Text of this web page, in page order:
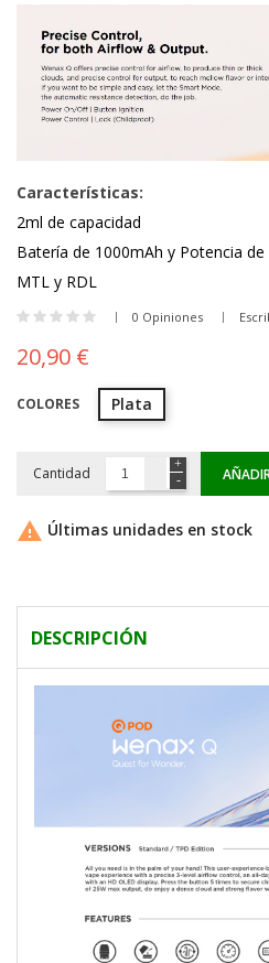
Características:
2ml de capacidad
Batería de 1000mAh y Potencia
MTL y RDL
0 Opiniones
20,90 €
COLORES Plata
Cantidad
 Últimas unidades en stock
DESCRIPCIÓN